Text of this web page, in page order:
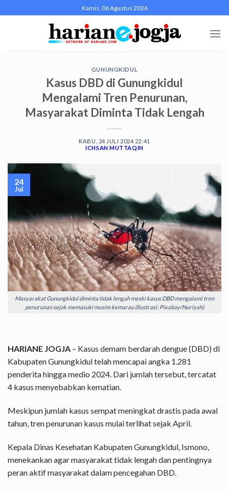
to
Kamis, 06 Agustus 2026
GUNUNGKIDUL
Kasus DBD di Gunungkidul
Mengalami Tren Penurunan,
Masyarakat Diminta Tidak Lengah
RABU, 24 JULI 2024 22:41
ICHSAN MUTTAQIN
Masyarakat Gunungkidul diminta tidak lengah meski kasus DBD mengalami tren
penurunan sejak memasuki musim kemarau (Ilustrasi: Pixabay/Nuriyah)
24
Jul
HARIANE JOGJA – Kasus demam berdarah dengue (DBD) di
Kabupaten Gunungkidul telah mencapai angka 1.281
penderita hingga medio 2024. Dari jumlah tersebut, tercatat
4 kasus menyebabkan kematian.
Meskipun jumlah kasus sempat meningkat drastis pada awal
tahun, tren penurunan kasus mulai terlihat sejak April.
Kepala Dinas Kesehatan Kabupaten Gunungkidul, Ismono,
menekankan agar masyarakat tidak lengah dan pentingnya
peran aktif masyarakat dalam pencegahan DBD.